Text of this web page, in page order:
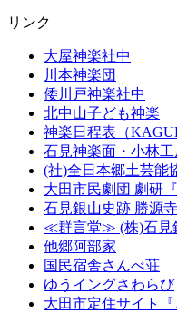
リンク
大屋神楽社中
川本神楽団
倭川戸神楽社中
北中山子ども神楽
神楽日程表（
石見神楽面・小林工
(社)全日本郷土芸能
大田市民劇団 劇研『
石見銀山史跡 勝源寺
≪群言堂≫ (株)石見
他郷阿部家
国民宿舎さんべ荘
ゆうイングさわらび
大田市定住サイト『